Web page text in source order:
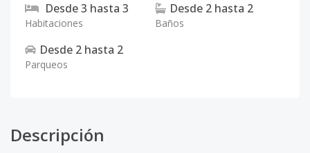
Desde3 hasta 3
Habitaciones
Desde 2 hasta 2
Baños
Desde 2 hasta 2
Parqueos
Descripción